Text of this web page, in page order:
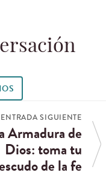
ENTRADA SIGUIENTE
Armadura de
Dios: toma tu
de la fe